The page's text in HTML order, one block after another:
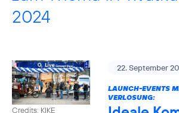
2024
Credits: KIKE
22. September
LAUNCH-EVENTS
VERLOSUNG: